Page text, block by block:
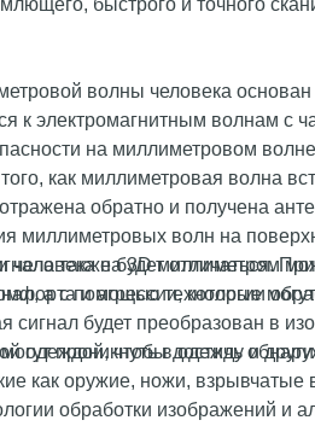
волны человека основан
к электромагнитным волнам с
на миллиметровом
как миллиметровая волна
обратно и получена
миллиметровых волн на
также будет отличаться.
а с помощью технологии
будет преобразован в
одеждой, чтобы достичь
человека на 3D миллиметром
и агрессии, которые
проникнуть в одежду и
как оружие, ножи, взрывчатые
обработки изображений и